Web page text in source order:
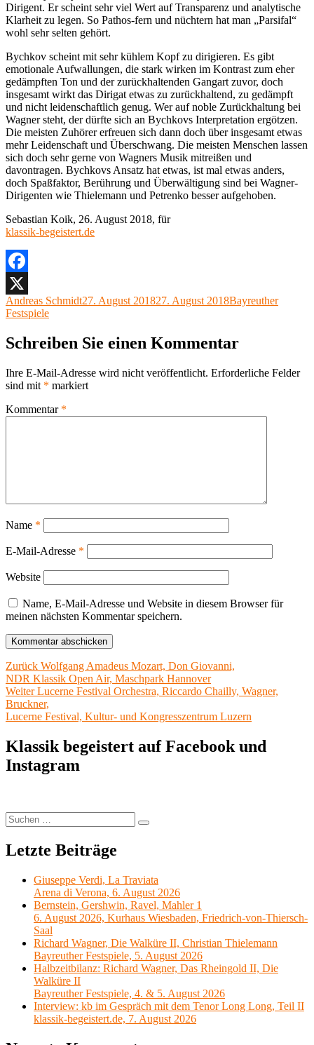
Dirigent. Er scheint sehr viel Wert auf Transparenz und analytische
Klarheit zu legen. So Pathos-fern und nüchtern hat man „Parsifal“
wohl sehr selten gehört.
Bychkov scheint mit sehr kühlem Kopf zu dirigieren. Es gibt
emotionale Aufwallungen, die stark wirken im Kontrast zum eher
gedämpften Ton und der zurückhaltenden Gangart zuvor, doch
insgesamt wirkt das Dirigat etwas zu zurückhaltend, zu gedämpft
und nicht leidenschaftlich genug. Wer auf noble Zurückhaltung bei
Wagner steht, der dürfte sich an Bychkovs Interpretation ergötzen.
Die meisten Zuhörer erfreuen sich dann doch über insgesamt etwas
mehr Leidenschaft und Überschwang. Die meisten Menschen lassen
sich doch sehr gerne von Wagners Musik mitreißen und
davontragen. Bychkovs Ansatz hat etwas, ist mal etwas anders,
doch Spaßfaktor, Berührung und Überwältigung sind bei Wagner-
Dirigenten wie Thielemann und Petrenko besser aufgehoben.
Sebastian Koik, 26. August 2018, für
klassik-begeistert.de
Facebook
X
Autor
Andreas SchmidtVeröffentlicht
27. August 201827. August 2018Kategorien
Bayreuther
Festspiele
Schreiben Sie einen Kommentar
Ihre E-Mail-Adresse wird nicht veröffentlicht. Erforderliche Felder
sind mit * markiert
Kommentar *
Name *
E-Mail-Adresse *
Website
Name, E-Mail-Adresse und Website in diesem Browser für
meinen nächsten Kommentar speichern.
Beitragsnavigation
Zurück Vorheriger
Beitrag:
Wolfgang Amadeus Mozart, Don Giovanni,
NDR Klassik Open Air, Maschpark Hannover
Weiter Nächster
Beitrag:
Lucerne Festival Orchestra, Riccardo Chailly, Wagner,
Bruckner,
Lucerne Festival, Kultur- und Kongresszentrum Luzern
Klassik begeistert auf Facebook und
Instagram
Suchen
nach:
Suchen
Letzte Beiträge
Giuseppe Verdi, La Traviata
Arena di Verona, 6. August 2026
Bernstein, Gershwin, Ravel, Mahler 1
6. August 2026, Kurhaus Wiesbaden, Friedrich-von-Thiersch-
Saal
Richard Wagner, Die Walküre II, Christian Thielemann
Bayreuther Festspiele, 5. August 2026
Halbzeitbilanz: Richard Wagner, Das Rheingold II, Die
Walküre II
Bayreuther Festspiele, 4. & 5. August 2026
Interview: kb im Gespräch mit dem Tenor Long Long, Teil II
klassik-begeistert.de, 7. August 2026